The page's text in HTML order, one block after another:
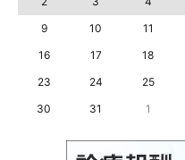
9
10 11
16
17 18
23
24 25
30
31 1